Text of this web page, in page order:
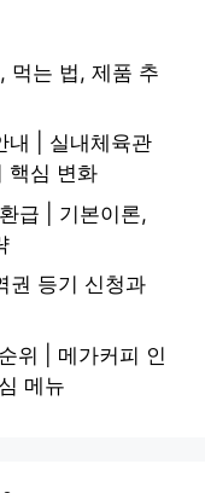
먹는 법, 제품 추
내 | 실내체육관
핵심 변화
급 | 기본이론,
권 등기 신청과
위 | 메가커피 인
메뉴